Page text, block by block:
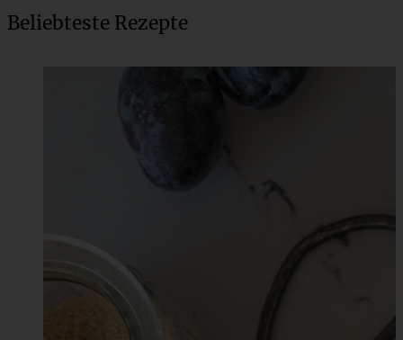
Schokoladen Biskuitrolle mit Frischkäse-
Beliebteste Rezepte